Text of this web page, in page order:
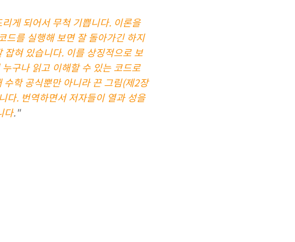
게 되어서 무척 기쁩니다. 이론을
드를 실행해 보면 잘 돌아가긴 하지
혀 있습니다. 이를 상징적으로 보
구나 읽고 이해할 수 있는 코드로
학 공식뿐만 아니라 끈 그림(제2장
다. 번역하면서 저자들이 열과 성을
다."